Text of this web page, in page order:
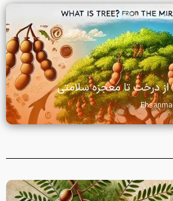
درخت تا معجزه سلامتی